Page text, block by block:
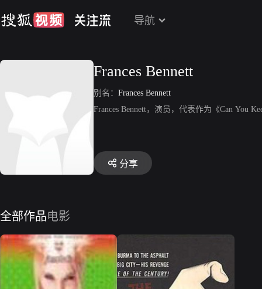
导航
Frances Bennett
别名： Frances Bennett
Frances Bennett，演员，代表作为《Can You
分享
全部作品电影